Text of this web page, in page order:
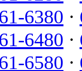
6380 ·
6480 ·
6580 ·